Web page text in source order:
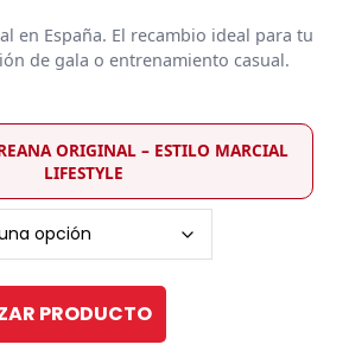
en España. El recambio ideal para tu
de gala o entrenamiento casual.
ORIGINAL – ESTILO MARCIAL
LIFESTYLE
PRODUCTO